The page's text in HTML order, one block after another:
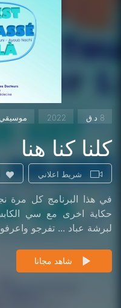
2022 موسيقي
كلنا كنا هنا
شريط اعلاني
في هذا البرنامج كل مرة
حكاية اخرى مع سي الكابس
لبرشة عباد ... تفرجو واعرفو
شاهد مجانا